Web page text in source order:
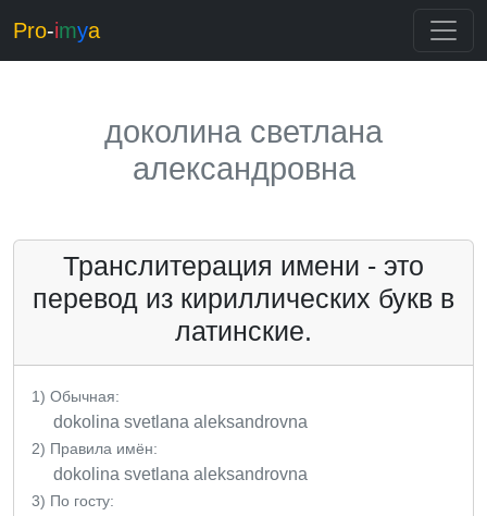
Pro-imya
доколина светлана
александровна
Транслитерация имени - это
перевод из кириллических букв в
латинские.
1) Обычная:
dokolina svetlana aleksandrovna
2) Правила имён:
dokolina svetlana aleksandrovna
3) По госту: